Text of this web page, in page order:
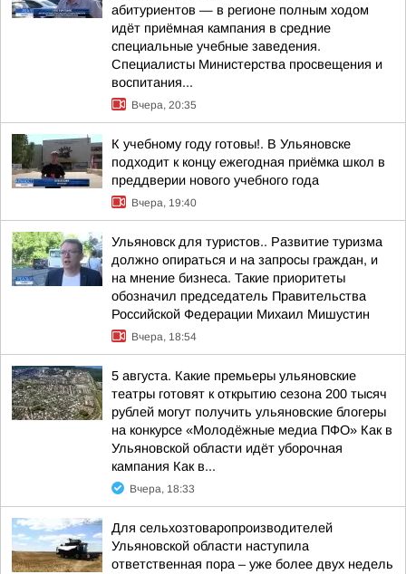
абитуриентов — в регионе полным ходом
идёт приёмная кампания в средние
специальные учебные заведения.
Специалисты Министерства просвещения и
воспитания...
Вчера, 20:35
К учебному году готовы!. В Ульяновске
подходит к концу ежегодная приёмка школ в
преддверии нового учебного года
Вчера, 19:40
Ульяновск для туристов.. Развитие туризма
должно опираться и на запросы граждан, и
на мнение бизнеса. Такие приоритеты
обозначил председатель Правительства
Российской Федерации Михаил Мишустин
Вчера, 18:54
5 августа. Какие премьеры ульяновские
театры готовят к открытию сезона 200 тысяч
рублей могут получить ульяновские блогеры
на конкурсе «Молодёжные медиа ПФО» Как в
Ульяновской области идёт уборочная
кампания Как в...
Вчера, 18:33
Для сельхозтоваропроизводителей
Ульяновской области наступила
ответственная пора – уже более двух недель